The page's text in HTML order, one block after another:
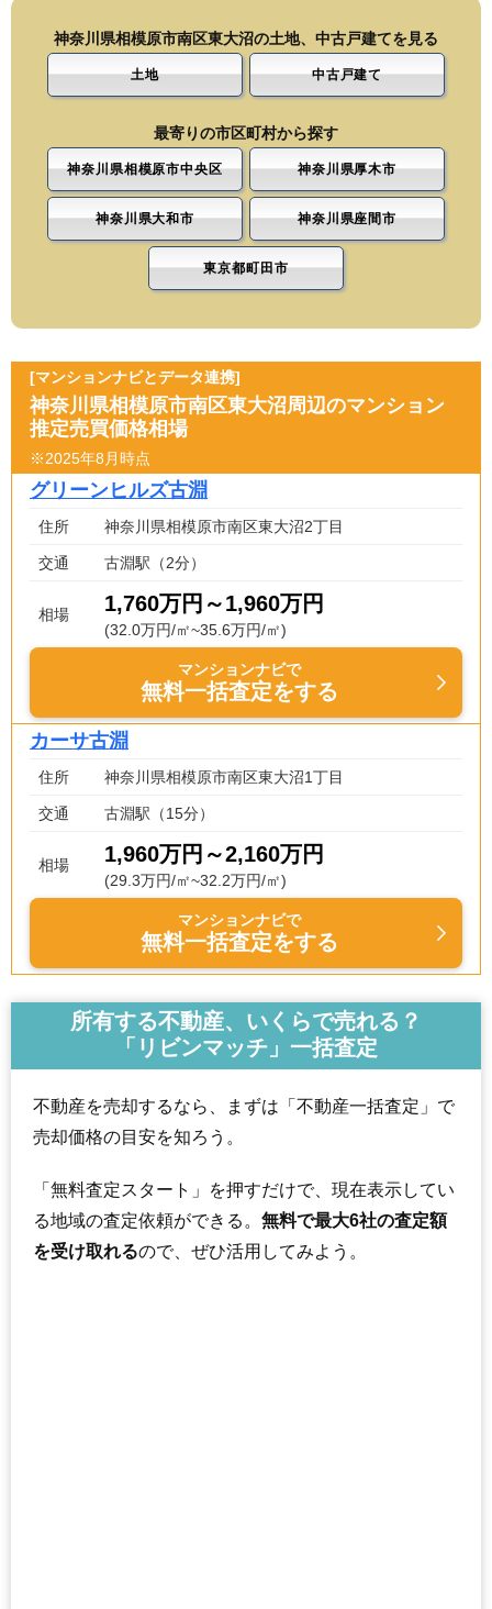
神奈川県相模原市南区東大沼の土地、中古戸建てを見る
土地 中古戸建て
最寄りの市区町村から探す
神奈川県相模原市中央区 神奈川県厚木市
神奈川県大和市 神奈川県座間市
東京都町田市
[マンションナビとデータ連携]
神奈川県相模原市南区東大沼周辺のマンション
推定売買価格相場
※2025年8月時点
グリーンヒルズ古淵
住所 神奈川県相模原市南区東大沼2丁目
交通 古淵駅（2分）
相場 1,760万円～1,960万円
(32.0万円/㎡~35.6万円/㎡)
マンションナビで
無料一括査定をする
カーサ古淵
住所 神奈川県相模原市南区東大沼1丁目
交通 古淵駅（15分）
相場 1,960万円～2,160万円
(29.3万円/㎡~32.2万円/㎡)
マンションナビで
無料一括査定をする
所有する不動産、いくらで売れる？
「リビンマッチ」一括査定
不動産を売却するなら、まずは「不動産一括査定」で
売却価格の目安を知ろう。
「無料査定スタート」を押すだけで、現在表示してい
る地域の査定依頼ができる。 無料で最大6社の査定額
を受け取れるので、ぜひ活用してみよう。